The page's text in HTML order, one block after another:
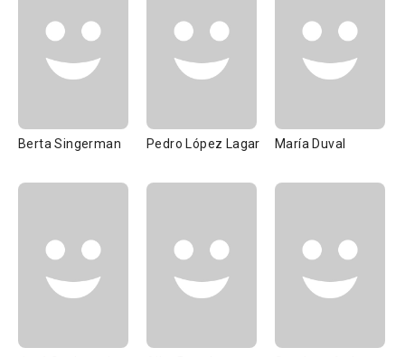
Berta Singerman Pedro López Lagar María Duval